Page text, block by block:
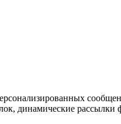
динамические рассылки